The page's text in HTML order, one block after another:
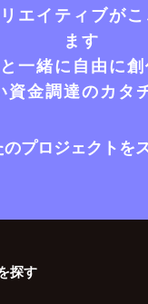
エイティブが
ます
一緒に自由に
資金調達のカタ
プロジェクトを
探す